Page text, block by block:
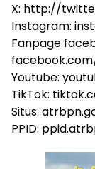
X: http://
Instagram:
Fanpage
Youtube:
TikTok:
Situs:
PPID: